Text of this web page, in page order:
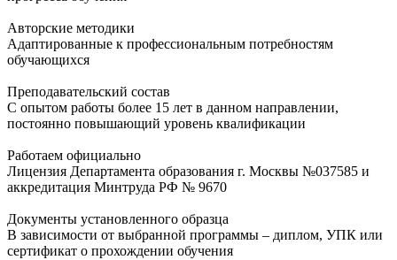
Авторские методики
Адаптированные к профессиональным потребностям
обучающихся
Преподавательский состав
С опытом работы более 15 лет в данном направлении,
постоянно повышающий уровень квалификации
Работаем официально
Лицензия Департамента образования г. Москвы №037585 и
аккредитация Минтруда РФ № 9670
Документы установленного образца
В зависимости от выбранной программы – диплом, УПК или
сертификат о прохождении обучения